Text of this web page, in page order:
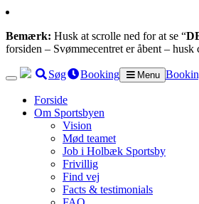
Bemærk: Husk at scrolle ned for at se “
forsiden – Svømmecentret er åbent – husk
Søg Booking Menu
Forside
Om Sportsbyen
Vision
Mød teamet
Job i Holbæk Sportsby
Frivillig
Find vej
Facts & testimonials